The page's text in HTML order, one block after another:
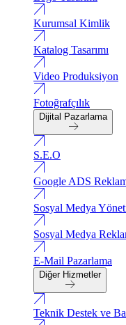
Kurumsal Kimlik
Katalog Tasarımı
Video Produksiyon
Fotoğrafçılık
Dijital Pazarlama
S.E.O
Google ADS
Sosyal Medya
Sosyal Medya
E-Mail Pazarlama
Diğer Hizmetler
Teknik Destek ve